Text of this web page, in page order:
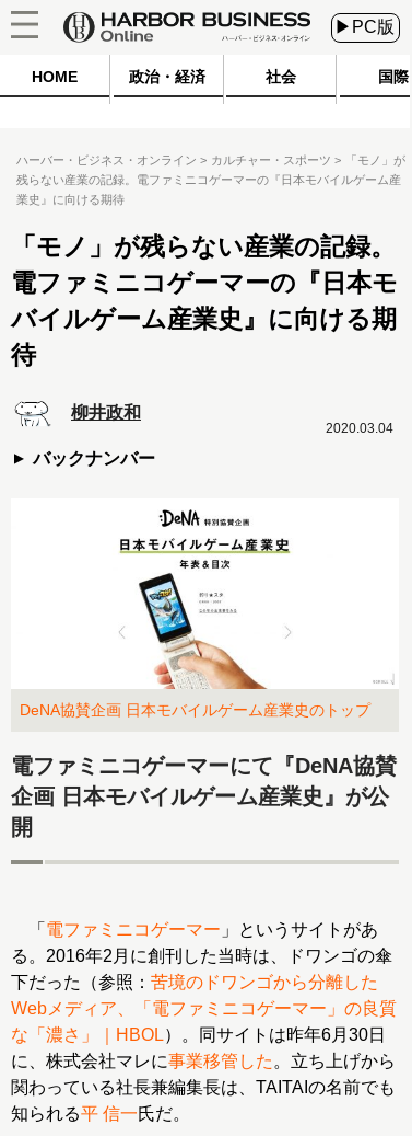
▶PC版
HOME 政治・経済 社会 国際
ハーバー・ビジネス・オンライン カルチャー・スポーツ
「モノ」が
残らない産業の記録。電ファミニコゲーマーの『日本モバイルゲーム産
業史』に向ける期待
「モノ」が残らない産業の記録。
電ファミニコゲーマーの『日本モ
バイルゲーム産業史』に向ける期
待
柳井政和
バックナンバー
2020.03.04
DeNA協賛企画 日本モバイルゲーム産業史のトップ
電ファミニコゲーマーにて『DeNA協賛
企画 日本モバイルゲーム産業史』が公
開
「 電ファミニコゲーマー 」というサイトがあ
る。2016年2月に創刊した当時は、ドワンゴの傘
下だった（参照： 苦境のドワンゴから分離した
Webメディア、「電ファミニコゲーマー」の良質
な「濃さ」｜HBOL）。同サイトは昨年6月30日
に、株式会社マレに事業移管した 。立ち上げから
関わっている社長兼編集長は、TAITAIの名前でも
知られる平 信一氏だ。